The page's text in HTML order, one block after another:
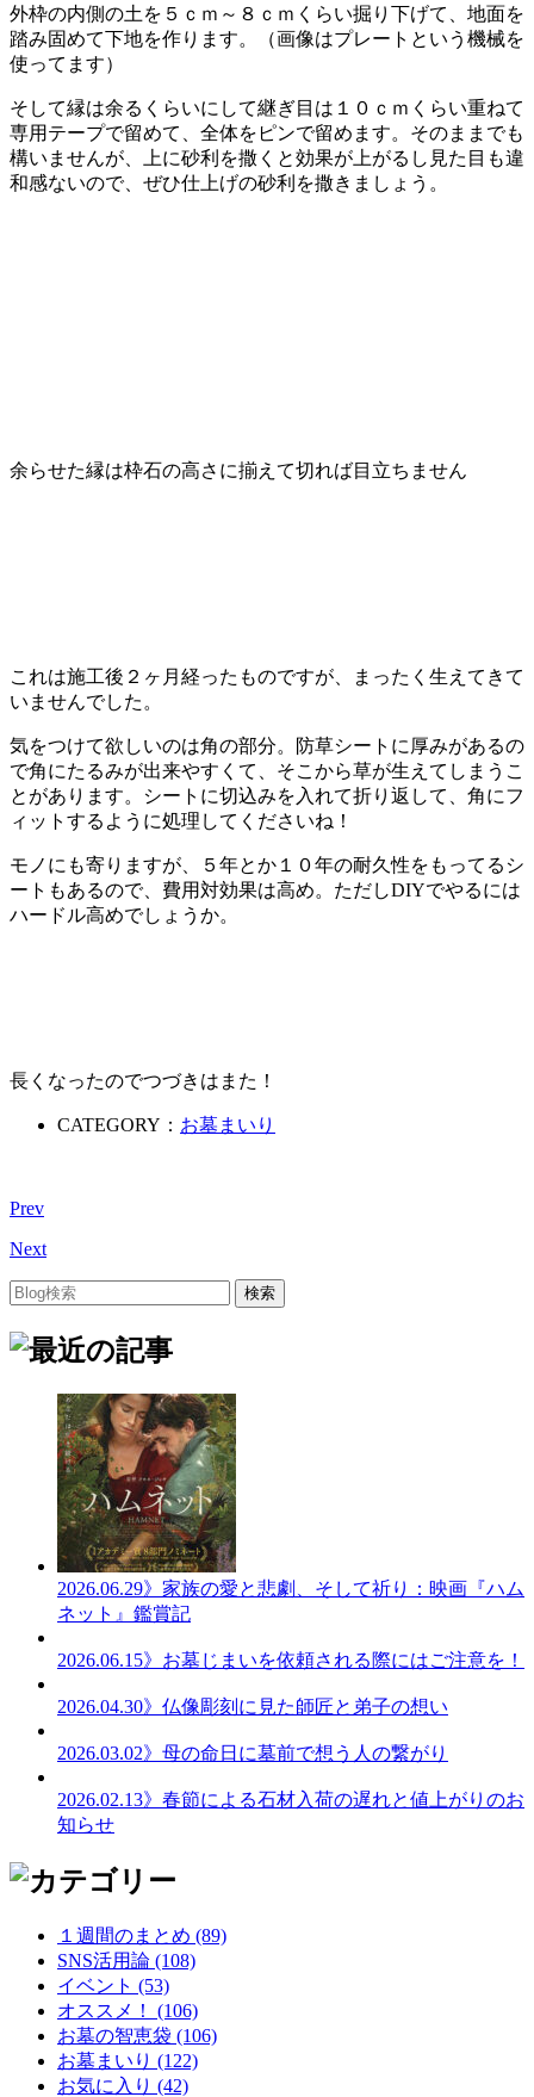
外枠の内側の土を５ｃｍ～８ｃｍくらい掘り下げて、地面を
踏み固めて下地を作ります。（画像はプレートという機械を
使ってます）
そして縁は余るくらいにして継ぎ目は１０ｃｍくらい重ねて
専用テープで留めて、全体をピンで留めます。そのままでも
構いませんが、上に砂利を撒くと効果が上がるし見た目も違
和感ないので、ぜひ仕上げの砂利を撒きましょう。
余らせた縁は枠石の高さに揃えて切れば目立ちません
これは施工後２ヶ月経ったものですが、まったく生えてきて
いませんでした。
気をつけて欲しいのは角の部分。防草シートに厚みがあるの
で角にたるみが出来やすくて、そこから草が生えてしまうこ
とがあります。シートに切込みを入れて折り返して、角にフ
ィットするように処理してくださいね！
モノにも寄りますが、５年とか１０年の耐久性をもってるシ
ートもあるので、費用対効果は高め。ただしDIYでやるには
ハードル高めでしょうか。
長くなったのでつづきはまた！
CATEGORY： お墓まいり
Prev
Next
2026.06.29》家族の愛と悲劇、そして祈り：映画『ハム
ネット』鑑賞記
2026.06.15》お墓じまいを依頼される際にはご注意を！
2026.04.30》仏像彫刻に見た師匠と弟子の想い
2026.03.02》母の命日に墓前で想う人の繋がり
2026.02.13》春節による石材入荷の遅れと値上がりのお
知らせ
１週間のまとめ (89)
SNS活用論 (108)
イベント (53)
オススメ！ (106)
お墓の智恵袋 (106)
お墓まいり (122)
お気に入り (42)